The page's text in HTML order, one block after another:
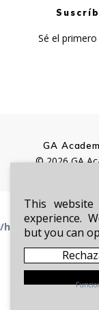
Sé el
GA
© 2026 GA
Warning:
/home/
content/
This
experience.
but you can